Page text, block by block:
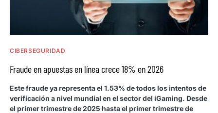
CIBERSEGURIDAD
Fraude en apuestas en línea crece 18% en 2026
Este fraude ya representa el 1.53% de todos los intentos de
verificación a nivel mundial en el sector del iGaming. Desde
el primer trimestre de 2025 hasta el primer trimestre de